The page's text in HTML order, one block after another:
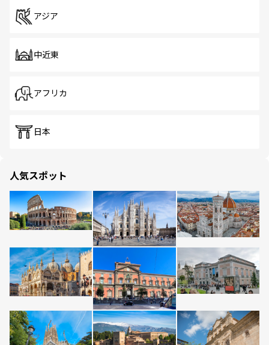
アジア
中近東
アフリカ
日本
人気スポット